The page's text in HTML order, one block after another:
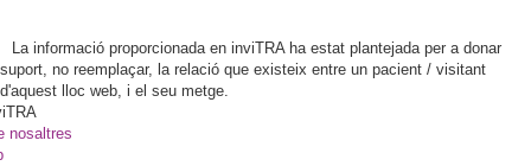
La informació proporcionada en inviTRA ha estat plantejada per a donar
suport, no reemplaçar, la relació que existeix entre un pacient / visitant
d'aquest lloc web, i el seu metge.
nosaltres